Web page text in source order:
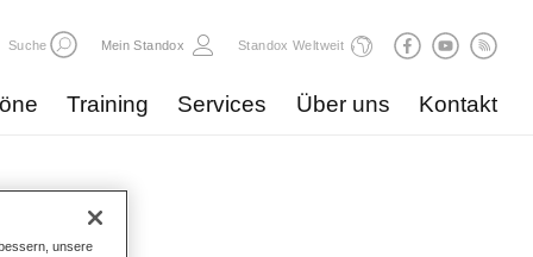
Suche Mein Standox Standox Weltweit
Training Services Über uns Kontakt
unsere